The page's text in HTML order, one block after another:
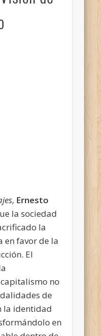
, Ernesto
la sociedad
la
favor de la
El
no
de
la identidad
en